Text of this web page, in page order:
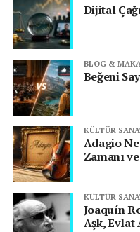
Dijital
BLOG &
Beğeni
KÜLTÜR
Adagio
Zamanı
KÜLTÜR
Joaquín
Aşk, Evlat